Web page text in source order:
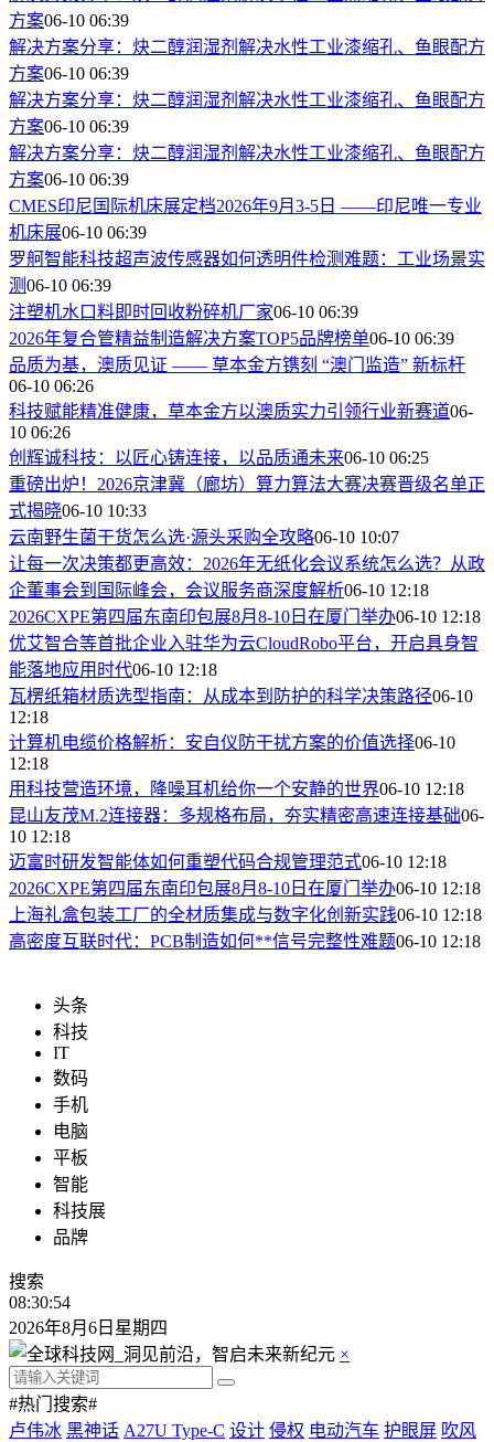
方案06-10 06:39
解决方案分享：炔二醇润湿剂解决水性工业漆缩孔、鱼眼配方
方案06-10 06:39
解决方案分享：炔二醇润湿剂解决水性工业漆缩孔、鱼眼配方
方案06-10 06:39
解决方案分享：炔二醇润湿剂解决水性工业漆缩孔、鱼眼配方
方案06-10 06:39
CMES印尼国际机床展定档2026年9月3-5日 ——印尼唯一专业
机床展06-10 06:39
罗舸智能科技超声波传感器如何透明件检测难题：工业场景实
测06-10 06:39
注塑机水口料即时回收粉碎机厂家06-10 06:39
2026年复合管精益制造解决方案TOP5品牌榜单06-10 06:39
品质为基，澳质见证 —— 草本金方镌刻 “澳门监造” 新标杆
06-10 06:26
科技赋能精准健康，草本金方以澳质实力引领行业新赛道06-
10 06:26
创辉诚科技：以匠心铸连接，以品质通未来06-10 06:25
重磅出炉！2026京津冀（廊坊）算力算法大赛决赛晋级名单正
式揭晓06-10 10:33
云南野生菌干货怎么选·源头采购全攻略06-10 10:07
让每一次决策都更高效：2026年无纸化会议系统怎么选？从政
企董事会到国际峰会，会议服务商深度解析06-10 12:18
2026CXPE第四届东南印包展8月8-10日在厦门举办06-10 12:18
优艾智合等首批企业入驻华为云CloudRobo平台，开启具身智
能落地应用时代06-10 12:18
瓦楞纸箱材质选型指南：从成本到防护的科学决策路径06-10
12:18
计算机电缆价格解析：安自仪防干扰方案的价值选择06-10
12:18
用科技营造环境，降噪耳机给你一个安静的世界06-10 12:18
昆山友茂M.2连接器：多规格布局，夯实精密高速连接基础06-
10 12:18
迈富时研发智能体如何重塑代码合规管理范式06-10 12:18
2026CXPE第四届东南印包展8月8-10日在厦门举办06-10 12:18
上海礼盒包装工厂的全材质集成与数字化创新实践06-10 12:18
高密度互联时代：PCB制造如何**信号完整性难题06-10 12:18
头条
科技
IT
数码
手机
电脑
平板
智能
科技展
品牌
搜索
08:30:56
2026年8月6日星期四
×
#热门搜索#
卢伟冰 黑神话 A27U Type-C 设计 侵权 电动汽车 护眼屏 吹风